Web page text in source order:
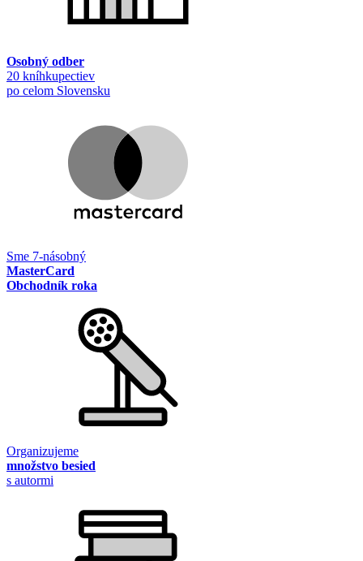
Osobný odber
20 kníhkupectiev
po celom Slovensku
Sme 7-násobný
MasterCard
Obchodník roka
Organizujeme
množstvo besied
s autormi